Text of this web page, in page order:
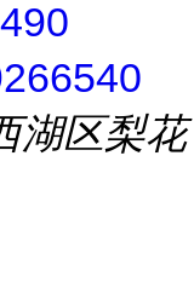
湖区梨花